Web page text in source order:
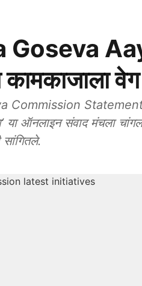
कामकाजाला वेग
Statement:
ऑनलाइन संवाद मंचला